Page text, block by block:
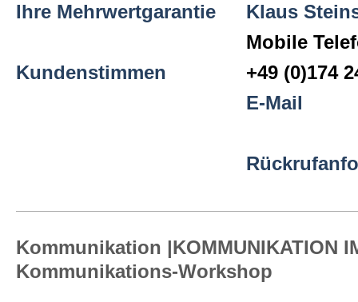
AGB
Datenschutzerklärung
Ihre Mehrwertgarantie
Kundenstimmen
Klaus
Mobile
+49 (0)174
E-Mail
Kommunikation |KOMMUNIKATION
Kommunikations-Workshop